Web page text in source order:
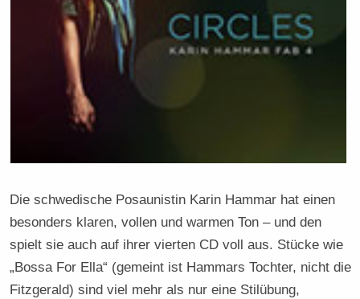
Die schwedische Posaunistin Karin Hammar hat einen
besonders klaren, vollen und warmen Ton – und den
spielt sie auch auf ihrer vierten CD voll aus. Stücke wie
„Bossa For Ella“ (gemeint ist Hammars Tochter, nicht die
Fitzgerald) sind viel mehr als nur eine Stilübung,